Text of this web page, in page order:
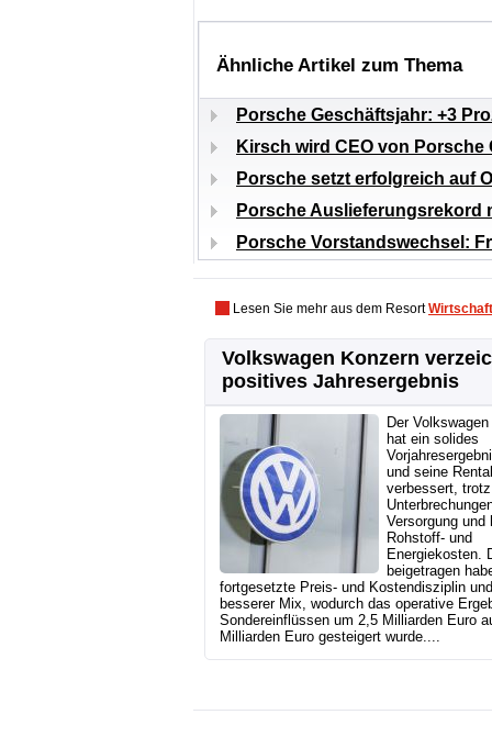
Ähnliche Artikel zum Thema
Porsche Geschäftsjahr: +3
Kirsch wird CEO von
Porsche setzt erfolgreich auf
Porsche Auslieferungsrekord
Porsche Vorstandswechsel:
Lesen Sie mehr aus dem ResortWirtschaft
Volkswagen Konzern
positives Jahresergebnis
Der
hat ein solides
und seine
verbessert, trotz
Versorgung und
Rohstoff- und
Energiekosten.
beigetragen
fortgesetzte Preis- und Kostendisziplin
besserer Mix, wodurch das operative
Sondereinflüssen um 2,5 Milliarden Euro
Milliarden Euro gesteigert wurde....